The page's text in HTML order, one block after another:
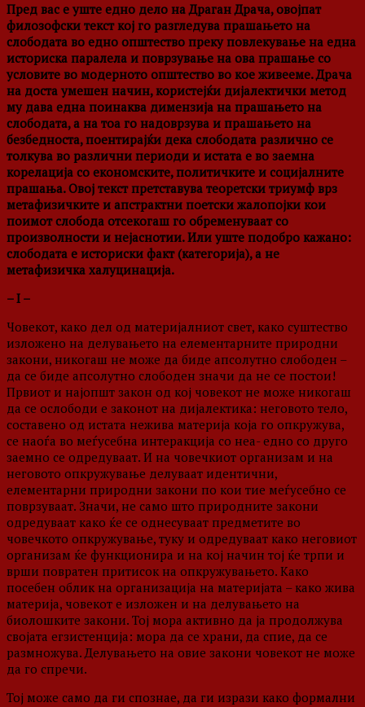
Пред вас е уште едно дело на Драган Драча, овојпат
филозофски текст кој го разгледува прашањето на
слободата во едно општество преку повлекување на една
историска паралела и поврзување на ова прашање со
условите во модерното општество во кое живееме. Драча
на доста умешен начин, користејќи дијалектички метод
му дава една поинаква димензија на прашањето на
слободата, а на тоа го надоврзува и прашањето на
безбедноста, поентирајќи дека слободата различно се
толкува во различни периоди и истата е во заемна
корелација со економските, политичките и социјалните
прашања. Овој текст претставува теоретски триумф врз
метафизичките и апстрактни поетски жалопојки кои
поимот слобода отсекогаш го обременуваат со
произволности и нејаснотии. Или уште подобро кажано:
слободата е историски факт (категорија), а не
метафизичка халуцинација.
– I –
Човекот, како дел од материјалниот свет, како суштество
изложено на делувањето на елементарните природни
закони, никогаш не може да биде апсолутно слободен –
да се биде апсолутно слободен значи да не се постои!
Првиот и најопшт закон од кој човекот не може никогаш
да се ослободи е законот на дијалектика: неговото тело,
составено од истата нежива материја која го опкружува,
се наоѓа во меѓусебна интеракција со неа- едно со друго
заемно се одредуваат. И на човечкиот организам и на
неговото опкружување делуваат идентични,
елементарни природни закони по кои тие меѓусебно се
поврзуваат. Значи, не само што природните закони
одредуваат како ќе се однесуваат предметите во
човечкото опкружување, туку и одредуваат како неговиот
организам ќе функционира и на кој начин тој ќе трпи и
врши повратен притисок на опкружувањето. Како
посебен облик на организација на материјата – како жива
материја, човекот е изложен и на делувањето на
биолошките закони. Тој мора активно да ја продолжува
својата егзистенција: мора да се храни, да спие, да се
размножува. Делувањето на овие закони човекот не може
да го спречи.
Тој може само да ги спознае, да ги изрази како формални